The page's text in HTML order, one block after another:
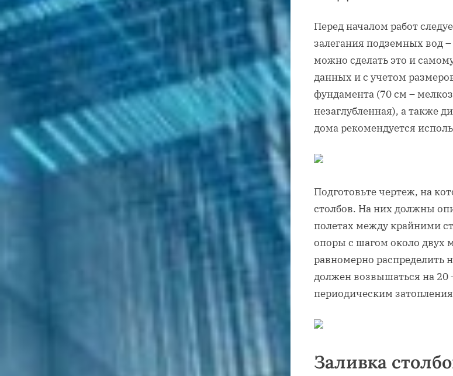
Перед началом работ
залегания подземных вод
можно сделать это и
данных и с учетом
фундамента (70 см –
незаглубленная), а также
дома рекомендуется
Подготовьте чертеж, на
столбов. На них должны
полетах между крайними
опоры с шагом около двух
равномерно распределить
должен возвышаться на 20
периодическим
Заливка